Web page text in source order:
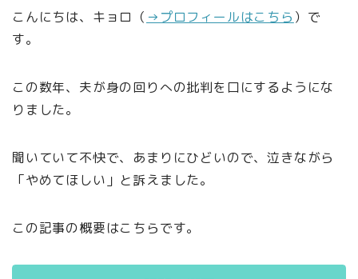
こんにちは、キョロ（ →プロフィールはこちら ）で
す。
この数年、夫が身の回りへの批判を口にするようにな
りました。
聞いていて不快で、あまりにひどいので、泣きながら
「やめてほしい」と訴えました。
この記事の概要はこちらです。